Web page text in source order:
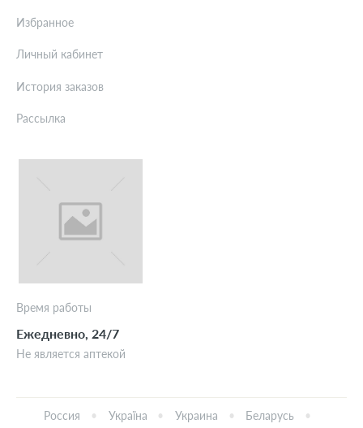
Время работы
Ежедневно, 24/7
Не является аптекой
Избранное
Личный кабинет
История заказов
Рассылка
Россия Україна Украина Беларусь